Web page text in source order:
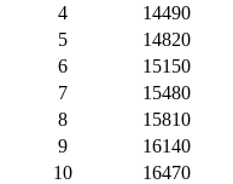
4
14490
5
14820
6
15150
7
15480
8
15810
9
16140
10
16470